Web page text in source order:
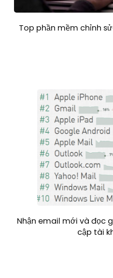
Top phần mềm chỉnh
Nhận email mới và đọc
cập tài